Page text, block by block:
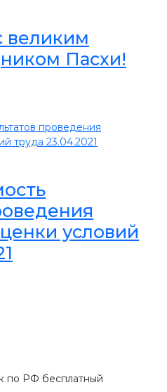
великим
Пасхи!
условий
по РФ бесплатный